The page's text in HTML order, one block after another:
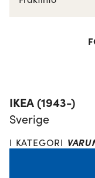
IKEA (1943-)
Sverige
I KATEGORI